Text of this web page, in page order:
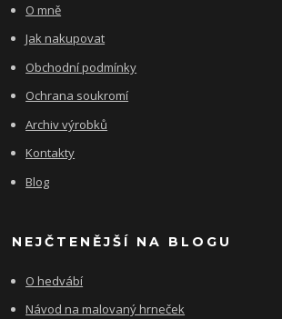
O mně
Jak nakupovat
Obchodní podmínky
Ochrana soukromí
Archiv výrobků
Kontakty
Blog
NEJČTENĚJŠÍ NA BLOGU
O hedvábí
Návod na malovaný hrneček